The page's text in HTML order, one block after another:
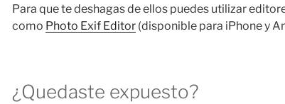
Para que te deshagas de ellos puedes utilizar
como Photo Exif Editor (disponible para iPhone y
¿Quedaste expuesto?